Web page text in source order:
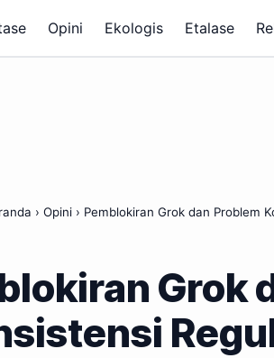
Opini Ekologis Etalase
› Opini › Pemblokiran Grok dan Problem
Grok